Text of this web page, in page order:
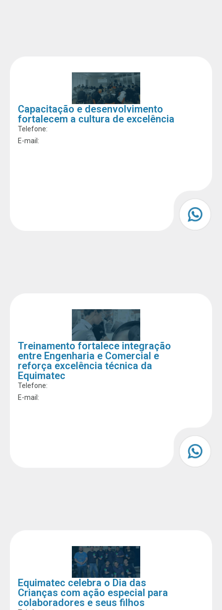
Capacitação e desenvolvimento
fortalecem a cultura de excelência
Telefone:
E-mail:
Treinamento fortalece integração
entre Engenharia e Comercial e
reforça excelência técnica da
Equimatec
Telefone:
E-mail:
Equimatec celebra o Dia das
Crianças com ação especial para
colaboradores e seus filhos